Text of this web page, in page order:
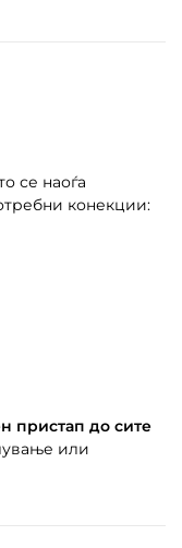
се наоѓа
конекции:
пристап до сите
или